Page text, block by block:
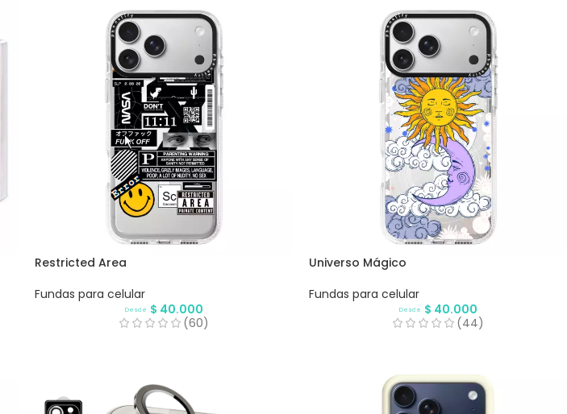
Restricted Area
Fundas para celular
Desde $ 40.000
(60)
Universo Mágico
Fundas para celular
Desde $ 40.000
(44)